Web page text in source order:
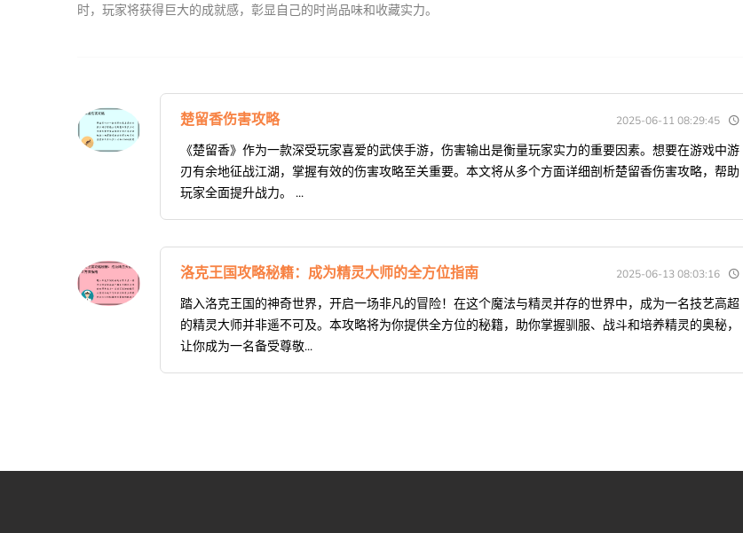
时，玩家将获得巨大的成就感，彰显自己的时尚品味和收藏实力。
楚留香伤害攻略 2025-06-11 08:29:45
《楚留香》作为一款深受玩家喜爱的武侠手游，伤害输出是衡量玩家实力的重要因素。想要在游戏中游
刃有余地征战江湖，掌握有效的伤害攻略至关重要。本文将从多个方面详细剖析楚留香伤害攻略，帮助
玩家全面提升战力。 ...
洛克王国攻略秘籍：成为精灵大师的全方位指南 2025-06-13 08:03:16
踏入洛克王国的神奇世界，开启一场非凡的冒险！在这个魔法与精灵并存的世界中，成为一名技艺高超
的精灵大师并非遥不可及。本攻略将为你提供全方位的秘籍，助你掌握驯服、战斗和培养精灵的奥秘，
让你成为一名备受尊敬...